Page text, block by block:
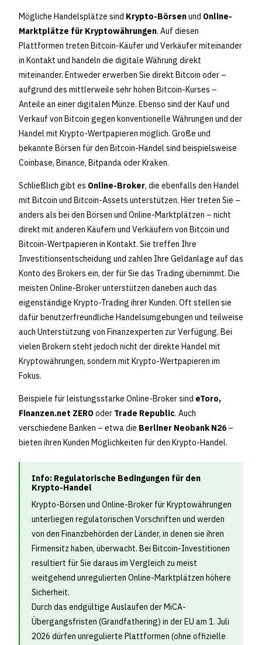
Mögliche Handelsplätze sind Krypto-Börsenund Online-
Marktplätze für Kryptowährungen. Auf diesen
Plattformen treten Bitcoin-Käufer und Verkäufer miteinander
in Kontakt und handeln die digitale Währung direkt
miteinander. Entweder erwerben Sie direkt Bitcoin oder –
aufgrund des mittlerweile sehr hohen Bitcoin-Kurses –
Anteile an einer digitalen Münze. Ebenso sind der Kauf und
Verkauf von Bitcoin gegen konventionelle Währungen und der
Handel mit Krypto-Wertpapieren möglich. Große und
bekannte Börsen für den Bitcoin-Handel sind beispielsweise
Coinbase, Binance, Bitpanda oder Kraken.
Schließlich gibt es Online-Broker, die ebenfalls den Handel
mit Bitcoin und Bitcoin-Assets unterstützen. Hier treten Sie –
anders als bei den Börsen und Online-Marktplätzen – nicht
direkt mit anderen Käufern und Verkäufern von Bitcoin und
Bitcoin-Wertpapieren in Kontakt. Sie treffen Ihre
Investitionsentscheidung und zahlen Ihre Geldanlage auf das
Konto des Brokers ein, der für Sie das Trading übernimmt. Die
meisten Online-Broker unterstützen daneben auch das
eigenständige Krypto-Trading ihrer Kunden. Oft stellen sie
dafür benutzerfreundliche Handelsumgebungen und teilweise
auch Unterstützung von Finanzexperten zur Verfügung. Bei
vielen Brokern steht jedoch nicht der direkte Handel mit
Kryptowährungen, sondern mit Krypto-Wertpapieren im
Fokus.
Beispiele für leistungsstarke Online-Broker sind eToro,
Finanzen.net ZEROoder Trade Republic. Auch
verschiedene Banken – etwa die Berliner Neobank N26–
bieten ihren Kunden Möglichkeiten für den Krypto-Handel.
Info: Regulatorische Bedingungen für den
Krypto-Handel
Krypto-Börsen und Online-Broker für Kryptowährungen
unterliegen regulatorischen Vorschriften und werden
von den Finanzbehörden der Länder, in denen sie ihren
Firmensitz haben, überwacht. Bei Bitcoin-Investitionen
resultiert für Sie daraus im Vergleich zu meist
weitgehend unregulierten Online-Marktplätzen höhere
Sicherheit.
Durch das endgültige Auslaufen der MiCA-
Übergangsfristen (Grandfathering) in der EU am 1. Juli
2026 dürfen unregulierte Plattformen (ohne offizielle